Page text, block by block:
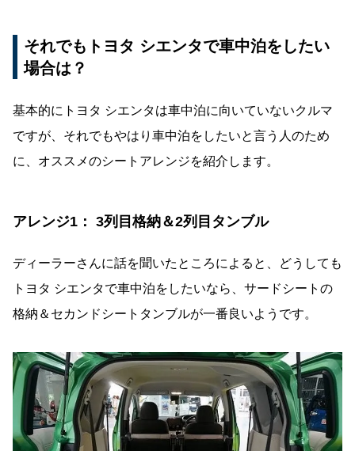
それでもトヨタ シエンタで車中泊をしたい
場合は？
基本的にトヨタ シエンタは車中泊に向いていないクルマ
ですが、それでもやはり車中泊をしたいと言う人のため
に、オススメのシートアレンジを紹介します。
アレンジ1： 3列目格納＆2列目タンブル
ディーラーさんに話を聞いたところによると、どうしても
トヨタ シエンタで車中泊をしたいなら、サードシートの
格納＆セカンドシートタンブルが一番良いようです。